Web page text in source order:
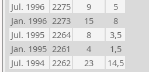
Jul. 1996
2275 9
5
Jan. 1996 2273 15
8
Jul. 1995
2264 8
3,5
Jan. 1995 2261 4
1,5
Jul. 1994
2262 23
14,5